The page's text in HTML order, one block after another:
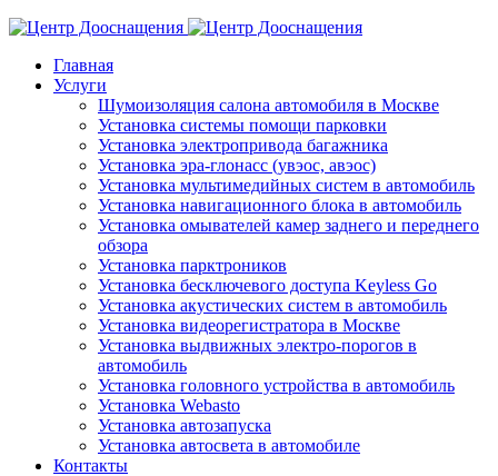
Главная
Услуги
Шумоизоляция салона автомобиля в Москве
Установка системы помощи парковки
Установка электропривода багажника
Установка эра-глонасс (увэос, авэос)
Установка мультимедийных систем в автомобиль
Установка навигационного блока в автомобиль
Установка омывателей камер заднего и переднего
обзора
Установка парктроников
Установка бесключевого доступа Keyless Go
Установка акустических систем в автомобиль
Установка видеорегистратора в Москве
Установка выдвижных электро-порогов в
автомобиль
Установка головного устройства в автомобиль
Установка Webasto
Установка автозапуска
Установка автосвета в автомобиле
Контакты